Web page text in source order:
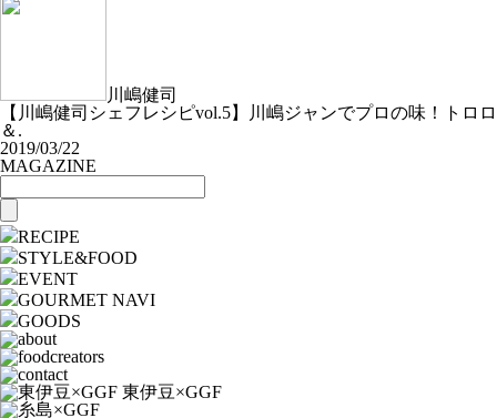
川嶋健司
【川嶋健司シェフレシピvol.5】川嶋ジャンでプロの味！トロロ
＆.
2019/03/22
MAGAZINE
RECIPE
STYLE&FOOD
EVENT
GOURMET NAVI
GOODS